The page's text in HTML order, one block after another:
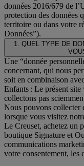
données 2016/679 de
protection des données
territoire ou dans votre
Données”).
1. QUEL TYPE DE
Une “donnée
concernant, qui nous
soit en combinaison
Enfants : Le présent site
collectons pas
Nous pouvons collecter
lorsque vous visitez
Le Creuset, achetez un
boutique Signature et
communications
votre consentement, les